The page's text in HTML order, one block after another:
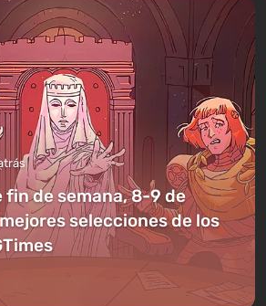
fin de semana, 8-9 de
selecciones de los